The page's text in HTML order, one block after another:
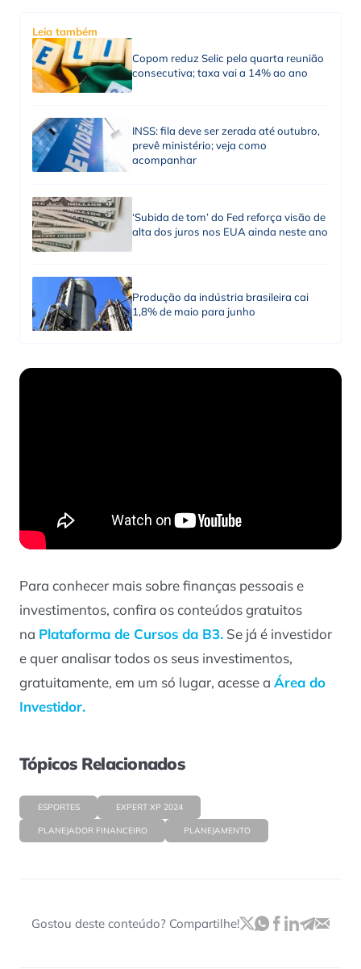
Leia também
Copom reduz Selic pela quarta reunião
consecutiva; taxa vai a 14% ao ano
INSS: fila deve ser zerada até outubro,
prevê ministério; veja como
acompanhar
‘Subida de tom’ do Fed reforça visão de
alta dos juros nos EUA ainda neste ano
Produção da indústria brasileira cai
1,8% de maio para junho
Para conhecer mais sobre finanças pessoais e
investimentos, confira os conteúdos gratuitos
na Plataforma de Cursos da B3. Se já é investidor
e quer analisar todos os seus investimentos,
gratuitamente, em um só lugar, acesse a Área do
Investidor.
Tópicos Relacionados
ESPORTES EXPERT XP 2024
PLANEJADOR FINANCEIRO PLANEJAMENTO
Gostou deste conteúdo? Compartilhe!